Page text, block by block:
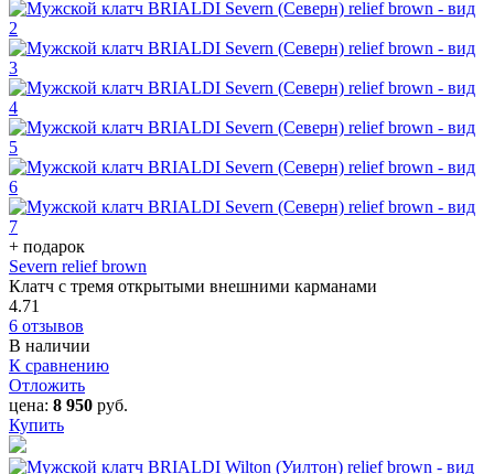
+ подарок
Severn relief brown
Клатч с тремя открытыми внешними карманами
4.71
6 отзывов
В наличии
К сравнению
Отложить
цена: 8 950 руб.
Купить